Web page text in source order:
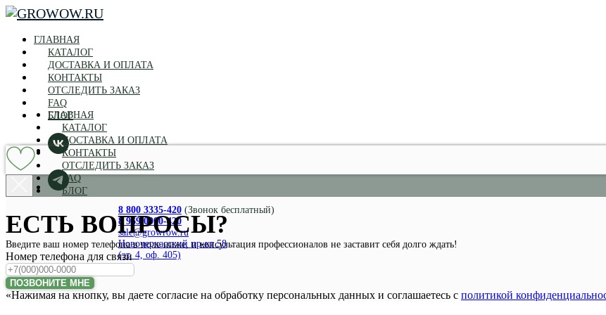
ГЛАВНАЯ
КАТАЛОГ
ДОСТАВКА И ОПЛАТА
КОНТАКТЫ
ОТСЛЕДИТЬ ЗАКАЗ
FAQ
БЛОГ
8 800 3335-420 (Звонок бесплатный)
8 969 0000-420
sale@growrow.ru
Новочеркасский пр-кт 58
(эт. 4, оф. 405)
ГЛАВНАЯ
КАТАЛОГ
ДОСТАВКА И ОПЛАТА
КОНТАКТЫ
ОТСЛЕДИТЬ ЗАКАЗ
FAQ
БЛОГ
ЕСТЬ ВОПРОСЫ?
Введите ваш номер телефона в поле ниже, и консультация профессионалов не заставит себя долго ждать!
Номер телефона для связи
ПОЗВОНИТЕ МНЕ
«Нажимая на кнопку, вы даете согласие на обработку персональных данных и соглашаетесь c политикой